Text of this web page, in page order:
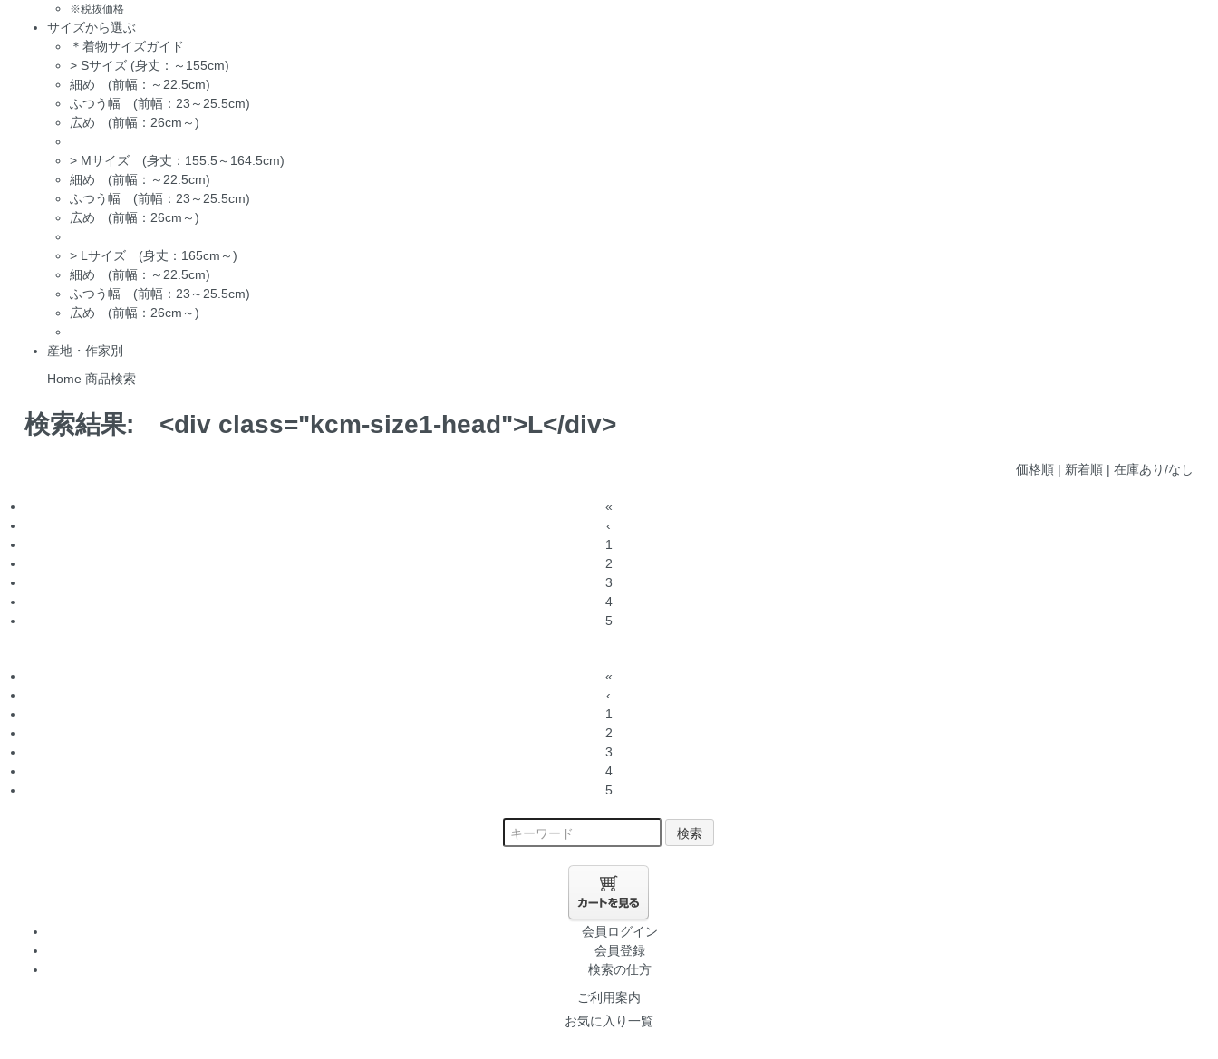
※税抜価格
サイズから選ぶ
＊着物サイズガイド
> Sサイズ (身丈：～155cm)
細め (前幅：～22.5cm)
ふつう幅 (前幅：23～25.5cm)
広め (前幅：26cm～)
> Mサイズ (身丈：155.5～164.5cm)
細め (前幅：～22.5cm)
ふつう幅 (前幅：23～25.5cm)
広め (前幅：26cm～)
> Lサイズ (身丈：165cm～)
細め (前幅：～22.5cm)
ふつう幅 (前幅：23～25.5cm)
広め (前幅：26cm～)
産地・作家別
Home 商品検索
検索結果: <div class="kcm-size1-head">L</div>
価格順 | 新着順 |在庫あり/なし
«
‹
1
2
3
4
5
«
‹
1
2
3
4
5
検索
会員ログイン
会員登録
検索の仕方
ご利用案内
お気に入り一覧